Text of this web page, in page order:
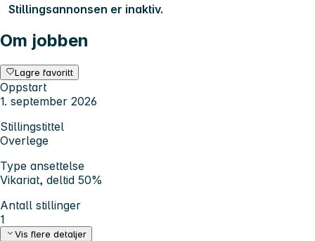
Stillingsannonsen er inaktiv.
Om jobben
Lagre favoritt
Oppstart
1. september 2026
Stillingstittel
Overlege
Type ansettelse
Vikariat, deltid 50%
Antall stillinger
1
Vis flere detaljer